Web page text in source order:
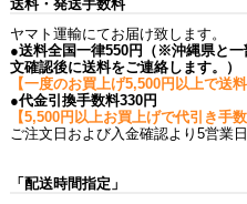
送料・発送手数料
ヤマト運輸にてお届け致します。
●送料全国一律550円（※沖縄県と
文確認後に送料をご連絡します。）
【一度のお買上げ5,500円以上で送料
●代金引換手数料330円
【5,500円以上お買上げで代引き手数
ご注文日および入金確認より5営業
「配送時間指定」